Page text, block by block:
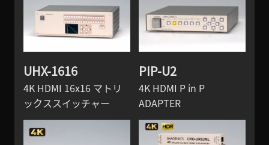
UHX-1616
4K HDMI 16x16 マトリ
ックススイッチャー
PIP-U2
4K HDMI P in P
ADAPTER